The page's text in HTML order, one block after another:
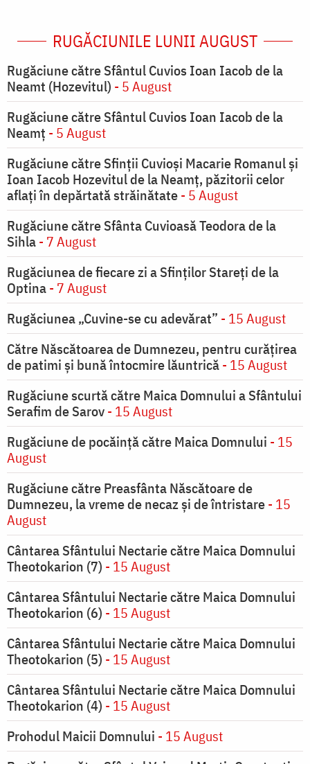
RUGĂCIUNILE LUNII AUGUST
Rugăciune către Sfântul Cuvios Ioan Iacob de la
Neamt (Hozevitul) - 5 August
Rugăciune către Sfântul Cuvios Ioan Iacob de la
Neamț - 5 August
Rugăciune către Sfinții Cuvioși Macarie Romanul și
Ioan Iacob Hozevitul de la Neamț, păzitorii celor
aflați în depărtată străinătate- 5 August
Rugăciune către Sfânta Cuvioasă Teodora de la
Sihla- 7 August
Rugăciunea de fiecare zi a Sfinților Stareți de la
Optina- 7 August
Rugăciunea „Cuvine-se cu adevărat” - 15 August
Către Născătoarea de Dumnezeu, pentru curățirea
de patimi și bună întocmire lăuntrică- 15 August
Rugăciune scurtă către Maica Domnului a Sfântului
Serafim de Sarov- 15 August
Rugăciune de pocăinţă către Maica Domnului - 15
August
Rugăciune către Preasfânta Născătoare de
Dumnezeu, la vreme de necaz şi de întristare- 15
August
Cântarea Sfântului Nectarie către Maica Domnului
Theotokarion (7) - 15 August
Cântarea Sfântului Nectarie către Maica Domnului
Theotokarion (6) - 15 August
Cântarea Sfântului Nectarie către Maica Domnului
Theotokarion (5) - 15 August
Cântarea Sfântului Nectarie către Maica Domnului
Theotokarion (4) - 15 August
Prohodul Maicii Domnului - 15 August